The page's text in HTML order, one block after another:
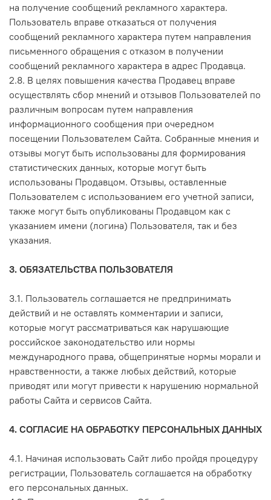
на получение сообщений рекламного характера.
Пользователь вправе отказаться от получения
сообщений рекламного характера путем направления
письменного обращения с отказом в получении
сообщений рекламного характера в адрес Продавца.
2.8. В целях повышения качества Продавец вправе
осуществлять сбор мнений и отзывов Пользователей по
различным вопросам путем направления
информационного сообщения при очередном
посещении Пользователем Сайта. Собранные мнения и
отзывы могут быть использованы для формирования
статистических данных, которые могут быть
использованы Продавцом. Отзывы, оставленные
Пользователем с использованием его учетной записи,
также могут быть опубликованы Продавцом как с
указанием имени (логина) Пользователя, так и без
указания.
3. ОБЯЗАТЕЛЬСТВА ПОЛЬЗОВАТЕЛЯ
3.1. Пользователь соглашается не предпринимать
действий и не оставлять комментарии и записи,
которые могут рассматриваться как нарушающие
российское законодательство или нормы
международного права, общепринятые нормы морали и
нравственности, а также любых действий, которые
приводят или могут привести к нарушению нормальной
работы Сайта и сервисов Сайта.
4. СОГЛАСИЕ НА ОБРАБОТКУ ПЕРСОНАЛЬНЫХ ДАННЫХ
4.1. Начиная использовать Сайт либо пройдя процедуру
регистрации, Пользователь соглашается на обработку
его персональных данных.